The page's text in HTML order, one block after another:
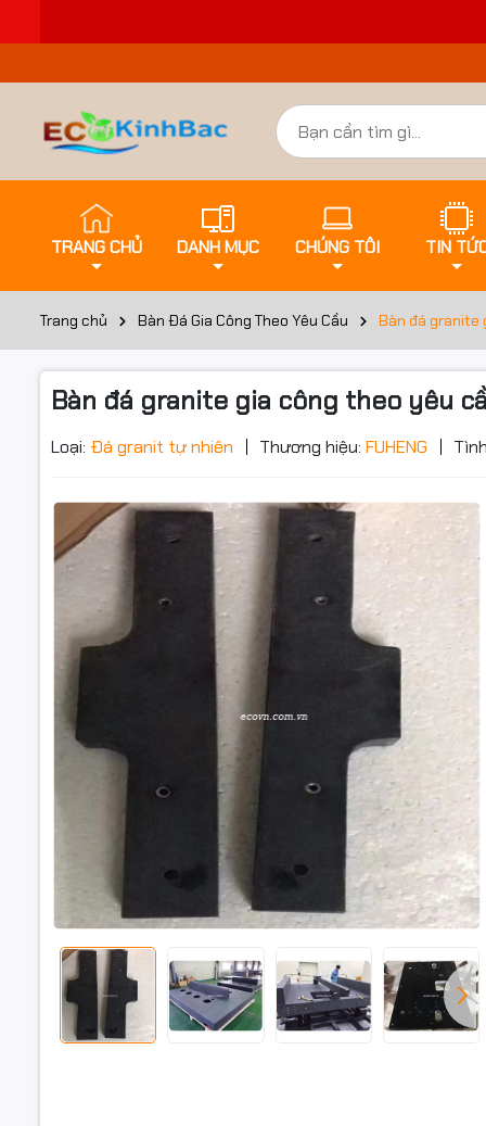
TRANG CHỦ DANH MỤC CHÚNG TÔI TIN
Trang chủ Bàn Đá Gia Công Theo Yêu Cầu Bàn đá granite
Bàn đá granite gia công theo yêu
Loại: Đá granit tự nhiên Thương hiệu: FUHENG
Đặt
Bàn đá
cầu lắp máy
cho